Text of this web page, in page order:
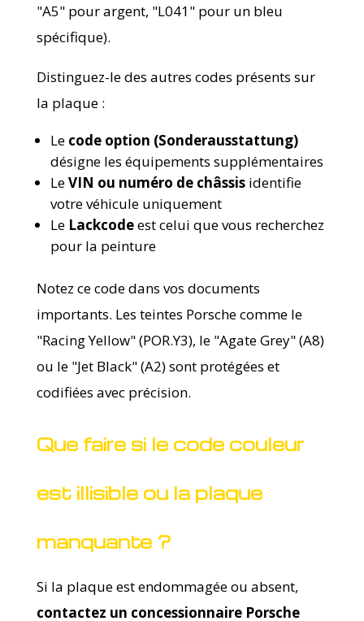
"A5" pour argent, "L041" pour un bleu
spécifique).
Distinguez-le des autres codes présents sur
la plaque :
Le code option (Sonderausstattung)
désigne les équipements supplémentaires
LeVIN ou numéro de châssisidentifie
votre véhicule uniquement
Le Lackcodeest celui que vous recherchez
pour la peinture
Notez ce code dans vos documents
importants. Les teintes Porsche comme le
"Racing Yellow" (POR.Y3), le "Agate Grey" (A8)
ou le "Jet Black" (A2) sont protégées et
codifiées avec précision.
Que faire si le code couleur
est illisible ou la plaque
manquante ?
Si la plaque est endommagée ou absent,
contactez un concessionnaire Porsche